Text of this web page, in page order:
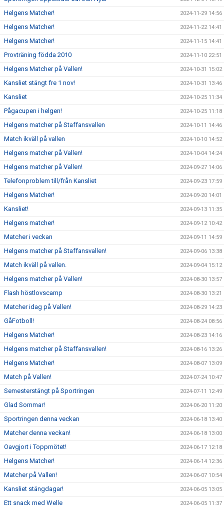
Helgens Matcher! 2024-11-29 14:56
Helgens Matcher! 2024-11-22 14:41
Helgens Matcher! 2024-11-15 14:41
Provträning födda 2010 2024-11-10 22:51
Helgens Matcher på Vallen! 2024-10-31 15:02
Kansliet stängt fre 1 nov! 2024-10-31 13:46
Kansliet 2024-10-25 11:34
Pågacupen i helgen! 2024-10-25 11:18
Helgens matcher på Staffansvallen 2024-10-11 14:46
Match ikväll på vallen 2024-10-10 14:52
Helgens matcher på Vallen! 2024-10-04 14:24
Helgens matcher på Vallen! 2024-09-27 14:06
Telefonproblem till/från Kansliet 2024-09-23 17:59
Helgens Matcher! 2024-09-20 14:01
Kansliet! 2024-09-13 11:35
Helgens matcher! 2024-09-12 10:42
Matcher i veckan 2024-09-11 14:59
Helgens matcher på Staffansvallen! 2024-09-06 13:38
Match ikväll på vallen. 2024-09-04 15:12
Helgens matcher på Vallen! 2024-08-30 13:57
Flash höstlovscamp 2024-08-30 13:21
Matcher idag på Vallen! 2024-08-29 14:23
GåFotboll! 2024-08-24 08:56
Helgens Matcher! 2024-08-23 14:16
Helgens matcher på Staffansvallen! 2024-08-16 13:26
Helgens Matcher! 2024-08-07 13:09
Match på Vallen! 2024-07-24 10:47
Semesterstängt på Sportringen 2024-07-11 12:49
Glad Sommar! 2024-06-20 11:20
Sportringen denna veckan 2024-06-18 13:40
Matcher denna veckan! 2024-06-18 13:00
Oavgjort i Toppmötet! 2024-06-17 12:18
Helgens Matcher! 2024-06-14 12:36
Matcher på Vallen! 2024-06-07 10:54
Kansliet stängdagar! 2024-06-05 13:05
Ett snack med Welle 2024-06-05 11:37